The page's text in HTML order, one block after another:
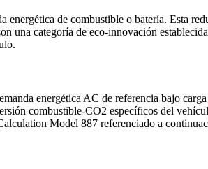
de combustible o batería. Esta
una categoría de eco-innovación
energética AC de referencia bajo
combustible-CO2 específicos del
Model 887 referenciado a